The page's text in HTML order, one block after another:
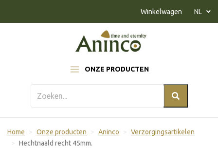
ONZE PRODUCTEN
Winkelwagen NL
Home Onze producten Aninco
Verzorgingsartikelen
Hechtnaald recht 45mm.